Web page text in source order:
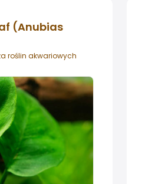
(Anubias
roślin akwariowych